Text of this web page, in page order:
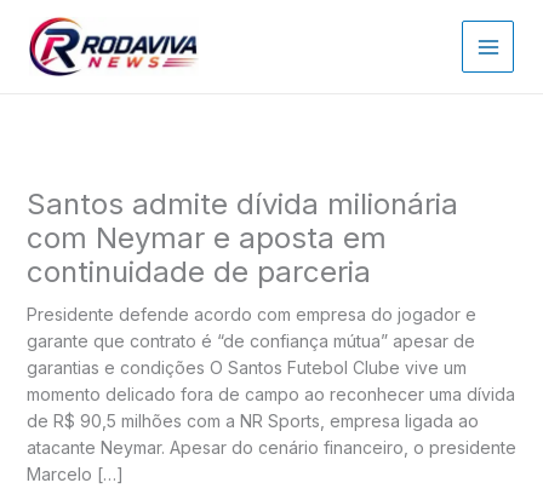
para
Santos admite dívida milionária
com Neymar e aposta em
continuidade de parceria
Presidente defende acordo com empresa do jogador e
garante que contrato é “de confiança mútua” apesar de
garantias e condições O Santos Futebol Clube vive um
momento delicado fora de campo ao reconhecer uma dívida
de R$ 90,5 milhões com a NR Sports, empresa ligada ao
atacante Neymar. Apesar do cenário financeiro, o presidente
Marcelo […]